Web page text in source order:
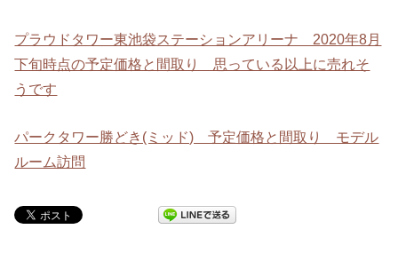
プラウドタワー東池袋ステーションアリーナ 2020年8月
下旬時点の予定価格と間取り 思っている以上に売れそ
うです
パークタワー勝どき(ミッド) 予定価格と間取り モデル
ルーム訪問